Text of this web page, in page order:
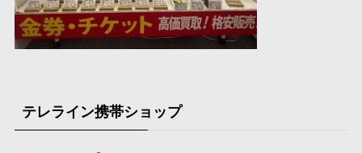
テレライン携帯ショップ